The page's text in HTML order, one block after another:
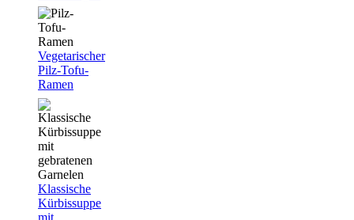
Vegetarischer
Pilz-Tofu-
Ramen
Klassische
Kürbissuppe
mit